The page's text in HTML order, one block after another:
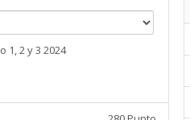
1, 2 y 3 2024